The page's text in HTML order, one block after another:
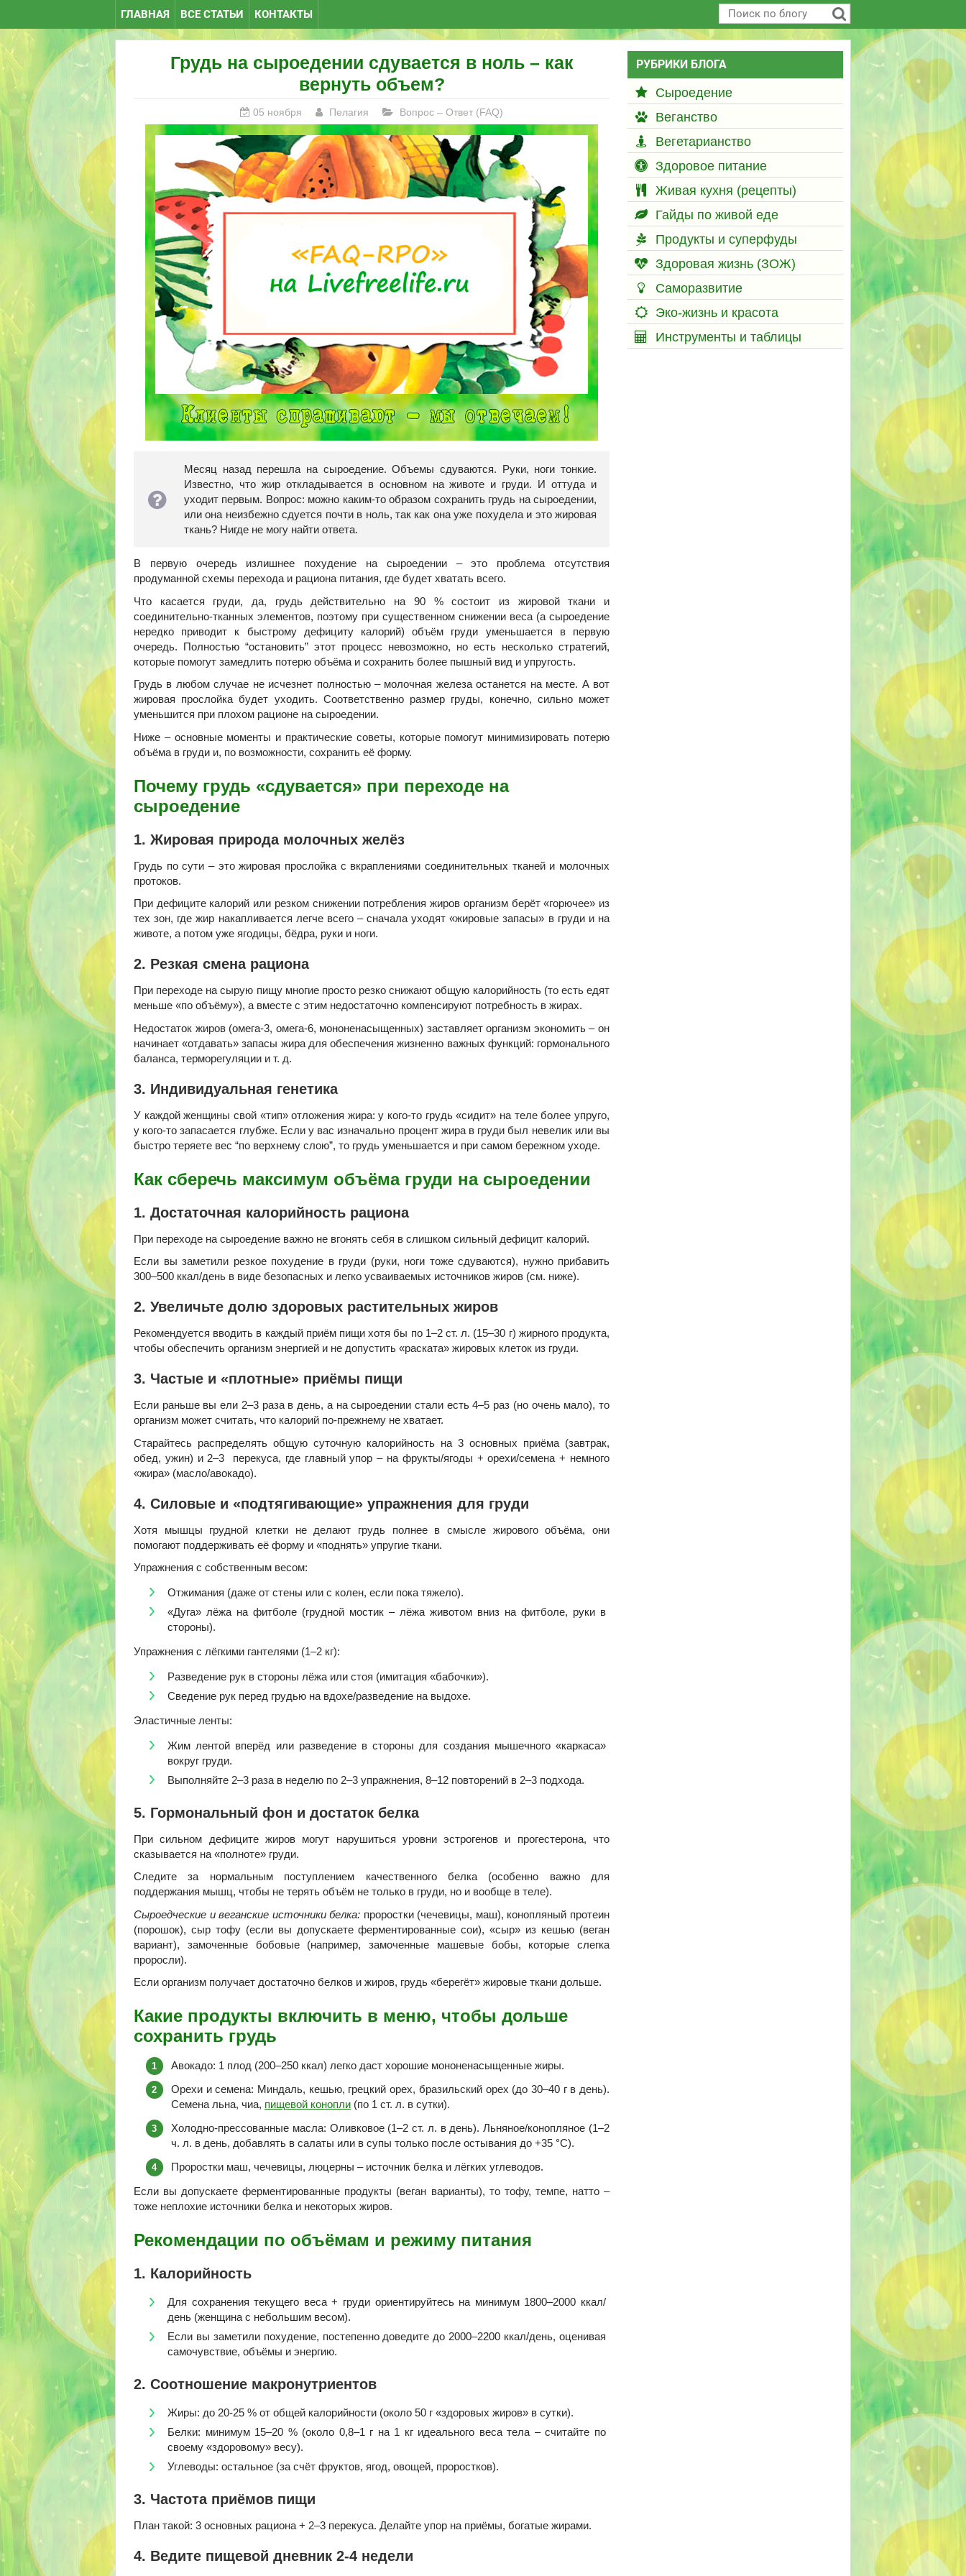
ГЛАВНАЯ ВСЕ СТАТЬИ КОНТАКТЫ
Грудь на сыроедении сдувается в ноль – как
вернуть объем?
05 ноября Пелагия Вопрос – Ответ (FAQ)
Месяц назад перешла на сыроедение. Объемы сдуваются. Руки, ноги тонкие.
Известно, что жир откладывается в основном на животе и груди. И оттуда и
уходит первым. Вопрос: можно каким-то образом сохранить грудь на сыроедении,
или она неизбежно сдуется почти в ноль, так как она уже похудела и это жировая
ткань? Нигде не могу найти ответа.
В первую очередь излишнее похудение на сыроедении – это проблема отсутствия
продуманной схемы перехода и рациона питания, где будет хватать всего.
Что касается груди, да, грудь действительно на 90 % состоит из жировой ткани и
соединительно-тканных элементов, поэтому при существенном снижении веса (а сыроедение
нередко приводит к быстрому дефициту калорий) объём груди уменьшается в первую
очередь. Полностью “остановить” этот процесс невозможно, но есть несколько стратегий,
которые помогут замедлить потерю объёма и сохранить более пышный вид и упругость.
Грудь в любом случае не исчезнет полностью – молочная железа останется на месте. А вот
жировая прослойка будет уходить. Соответственно размер груды, конечно, сильно может
уменьшится при плохом рационе на сыроедении.
Ниже – основные моменты и практические советы, которые помогут минимизировать потерю
объёма в груди и, по возможности, сохранить её форму.
Почему грудь «сдувается» при переходе на
сыроедение
1. Жировая природа молочных желёз
Грудь по сути – это жировая прослойка с вкраплениями соединительных тканей и молочных
протоков.
При дефиците калорий или резком снижении потребления жиров организм берёт «горючее» из
тех зон, где жир накапливается легче всего – сначала уходят «жировые запасы» в груди и на
животе, а потом уже ягодицы, бёдра, руки и ноги.
2. Резкая смена рациона
При переходе на сырую пищу многие просто резко снижают общую калорийность (то есть едят
меньше «по объёму»), а вместе с этим недостаточно компенсируют потребность в жирах.
Недостаток жиров (омега-3, омега-6, мононенасыщенных) заставляет организм экономить – он
начинает «отдавать» запасы жира для обеспечения жизненно важных функций: гормонального
баланса, терморегуляции и т. д.
3. Индивидуальная генетика
У каждой женщины свой «тип» отложения жира: у кого-то грудь «сидит» на теле более упруго,
у кого-то запасается глубже. Если у вас изначально процент жира в груди был невелик или вы
быстро теряете вес “по верхнему слою”, то грудь уменьшается и при самом бережном уходе.
Как сберечь максимум объёма груди на сыроедении
1. Достаточная калорийность рациона
При переходе на сыроедение важно не вгонять себя в слишком сильный дефицит калорий.
Если вы заметили резкое похудение в груди (руки, ноги тоже сдуваются), нужно прибавить
300–500 ккал/день в виде безопасных и легко усваиваемых источников жиров (см. ниже).
2. Увеличьте долю здоровых растительных жиров
Рекомендуется вводить в каждый приём пищи хотя бы по 1–2 ст. л. (15–30 г) жирного продукта,
чтобы обеспечить организм энергией и не допустить «раската» жировых клеток из груди.
3. Частые и «плотные» приёмы пищи
Если раньше вы ели 2–3 раза в день, а на сыроедении стали есть 4–5 раз (но очень мало), то
организм может считать, что калорий по-прежнему не хватает.
Старайтесь распределять общую суточную калорийность на 3 основных приёма (завтрак,
обед, ужин) и 2–3 перекуса, где главный упор – на фрукты/ягоды + орехи/семена + немного
«жира» (масло/авокадо).
4. Силовые и «подтягивающие» упражнения для груди
Хотя мышцы грудной клетки не делают грудь полнее в смысле жирового объёма, они
помогают поддерживать её форму и «поднять» упругие ткани.
Упражнения с собственным весом:
Отжимания (даже от стены или с колен, если пока тяжело).
«Дуга» лёжа на фитболе (грудной мостик – лёжа животом вниз на фитболе, руки в
стороны).
Упражнения с лёгкими гантелями (1–2 кг):
Разведение рук в стороны лёжа или стоя (имитация «бабочки»).
Сведение рук перед грудью на вдохе/разведение на выдохе.
Эластичные ленты:
Жим лентой вперёд или разведение в стороны для создания мышечного «каркаса»
вокруг груди.
Выполняйте 2–3 раза в неделю по 2–3 упражнения, 8–12 повторений в 2–3 подхода.
5. Гормональный фон и достаток белка
При сильном дефиците жиров могут нарушиться уровни эстрогенов и прогестерона, что
сказывается на «полноте» груди.
Следите за нормальным поступлением качественного белка (особенно важно для
поддержания мышц, чтобы не терять объём не только в груди, но и вообще в теле).
Сыроедческие и веганские источники белка: проростки (чечевицы, маш), конопляный протеин
(порошок), сыр тофу (если вы допускаете ферментированные сои), «сыр» из кешью (веган
вариант), замоченные бобовые (например, замоченные машевые бобы, которые слегка
проросли).
Если организм получает достаточно белков и жиров, грудь «берегёт» жировые ткани дольше.
Какие продукты включить в меню, чтобы дольше
сохранить грудь
Авокадо: 1 плод (200–250 ккал) легко даст хорошие мононенасыщенные жиры.
Орехи и семена: Миндаль, кешью, грецкий орех, бразильский орех (до 30–40 г в день).
Семена льна, чиа, пищевой конопли (по 1 ст. л. в сутки).
Холодно-прессованные масла: Оливковое (1–2 ст. л. в день). Льняное/конопляное (1–2
ч. л. в день, добавлять в салаты или в супы только после остывания до +35 °C).
Проростки маш, чечевицы, люцерны – источник белка и лёгких углеводов.
Если вы допускаете ферментированные продукты (веган варианты), то тофу, темпе, натто –
тоже неплохие источники белка и некоторых жиров.
Рекомендации по объёмам и режиму питания
1. Калорийность
Для сохранения текущего веса + груди ориентируйтесь на минимум 1800–2000 ккал/
день (женщина с небольшим весом).
Если вы заметили похудение, постепенно доведите до 2000–2200 ккал/день, оценивая
самочувствие, объёмы и энергию.
2. Соотношение макронутриентов
Жиры: до 20-25 % от общей калорийности (около 50 г «здоровых жиров» в сутки).
Белки: минимум 15–20 % (около 0,8–1 г на 1 кг идеального веса тела – считайте по
своему «здоровому» весу).
Углеводы: остальное (за счёт фруктов, ягод, овощей, проростков).
3. Частота приёмов пищи
План такой: 3 основных рациона + 2–3 перекуса. Делайте упор на приёмы, богатые жирами.
4. Ведите пищевой дневник 2-4 недели
РУБРИКИ БЛОГА
Сыроедение
Веганство
Вегетарианство
Здоровое питание
Живая кухня (рецепты)
Гайды по живой еде
Продукты и суперфуды
Здоровая жизнь (ЗОЖ)
Саморазвитие
Эко-жизнь и красота
Инструменты и таблицы